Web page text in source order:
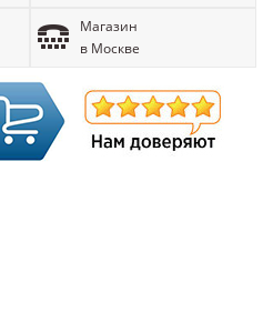
Магазин
в Москве